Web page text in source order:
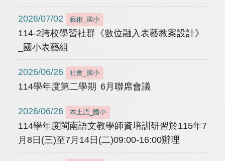
2026/07/02 藝術_國小
114-2跨校學習社群《數位融入表藝教案設計》
_國小表藝組
2026/06/26 社會_國小
114學年度第二學期 6月聯席會議
2026/06/26 本土語_國小
114學年度閩南語文教學師資培訓研習於115年7
月8日(三)至7月14日(二)09:00-16:00辦理